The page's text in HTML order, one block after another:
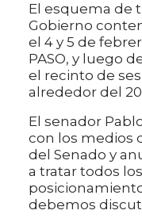
El esquema de
Gobierno
el 4 y 5 de
PASO, y luego
el recinto de
alrededor del
El senador
con los medios
del Senado y
a tratar todos
debemos